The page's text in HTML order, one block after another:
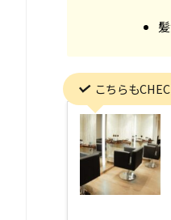
こちらも